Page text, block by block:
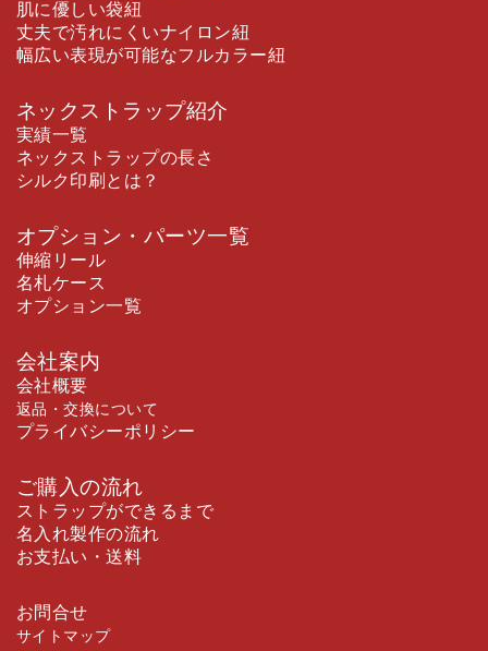
肌に優しい袋紐
丈夫で汚れにくいナイロン紐
幅広い表現が可能なフルカラー紐
ネックストラップ紹介
実績一覧
ネックストラップの長さ
シルク印刷とは？
オプション・パーツ一覧
伸縮リール
名札ケース
オプション一覧
会社案内
会社概要
返品・交換について
プライバシーポリシー
ご購入の流れ
ストラップができるまで
名入れ製作の流れ
お支払い・送料
お問合せ
サイトマップ